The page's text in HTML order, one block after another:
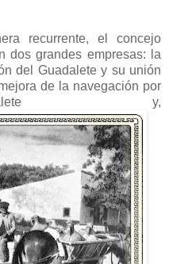
recurrente, el concejo
dos grandes empresas: la
del Guadalete y su unión
de la navegación por
y,